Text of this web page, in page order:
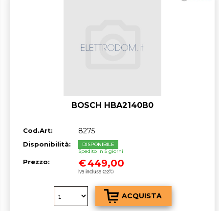
BOSCH HBA2140B0
Cod.Art: 8275
Disponibilità:
DISPONIBILE
Spedito in 5 giorni
Prezzo: €449,00
Iva inclusa (22%)